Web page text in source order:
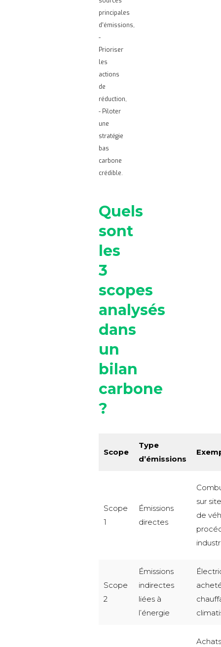
principales
d’émissions,
-
Prioriser
les
actions
de
réduction,
- Piloter
une
stratégie
bas
carbone
crédible.
Quels
sont
les
3
scopes
analysés
dans
un
bilan
carbone
?
Scope
Type
d’émissions
Scope
1
Émissions
directes
sur
de
Scope
2
Émissions
indirectes
liées à
l’énergie